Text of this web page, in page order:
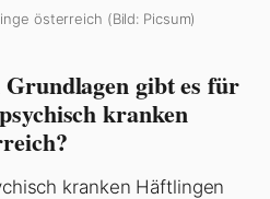
österreich (Bild: Picsum)
gibt es für
kranken
kranken Häftlingen